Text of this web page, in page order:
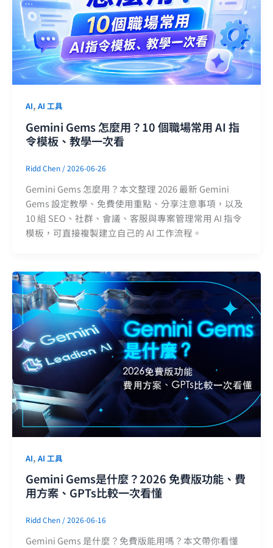
AI, AI 工具
Gemini Gems 怎麼用？10 個職場常用 AI 指
令模板、教學一次看
Ridd Chen /2026-06-26
Gemini Gems 怎麼用？本文整理 2026 最新 Gemini
Gems 設定教學、免費使用重點、分享注意事項，以及
10 組 SEO、社群、會議、客服與專案管理常用 AI 指令
模板，可直接複製建立自己的 AI 工作流程。
AI, AI 工具
Gemini Gems是什麼？2026 免費版功能、費
用方案、GPTs比較一次看懂
Ridd Chen /2026-06-16
Gemini Gems 是什麼？免費版能用嗎？本文帶你看懂